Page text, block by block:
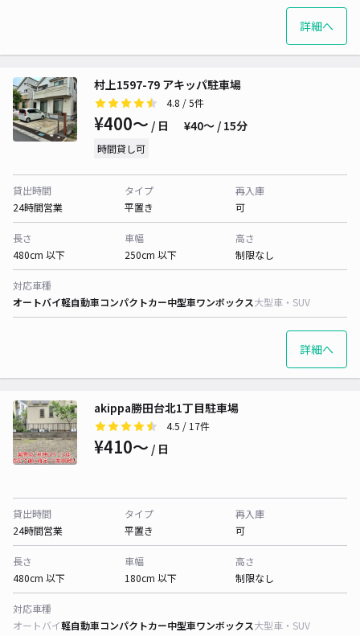
詳細へ
村上1597-79 アキッパ駐車場
4.8 / 5件
¥400〜 / 日 ¥40〜 / 15分
時間貸し可
貸出時間
24時間営業
タイプ
平置き
再入庫
可
長さ
480cm 以下
車幅
250cm 以下
高さ
制限なし
対応車種
オートバイ軽自動車コンパクトカー中型車ワンボックス大型車・SUV
詳細へ
akippa勝田台北1丁目駐車場
4.5 / 17件
¥410〜 / 日
貸出時間
24時間営業
タイプ
平置き
再入庫
可
長さ
480cm 以下
車幅
180cm 以下
高さ
制限なし
対応車種
オートバイ軽自動車コンパクトカー中型車ワンボックス大型車・SUV